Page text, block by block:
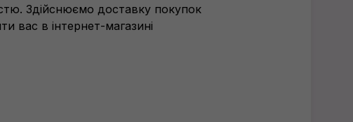
Здійснюємо доставку покупок
вас в інтернет-магазині